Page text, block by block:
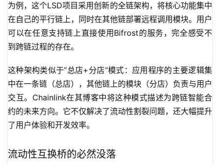
为例，这个LSD项目采用创新的全链架构，将核心功能集中
在自己的平行链上，同时在其他链部署远程调用模块。用户
可以在任意支持链上直接使用Bifrost的服务，完全感受不
到跨链过程的存在。
这种架构类似于”总店+分店”模式：应用程序的主要逻辑集
中在一条链（总店），其他链上的模块（分店）负责与用户
交互。Chainlink在其博客中将这种模式描述为跨链智能合
约的未来方向。它不仅解决了流动性割裂问题，还大幅提升
了用户体验和开发效率。
流动性互换桥的必然没落